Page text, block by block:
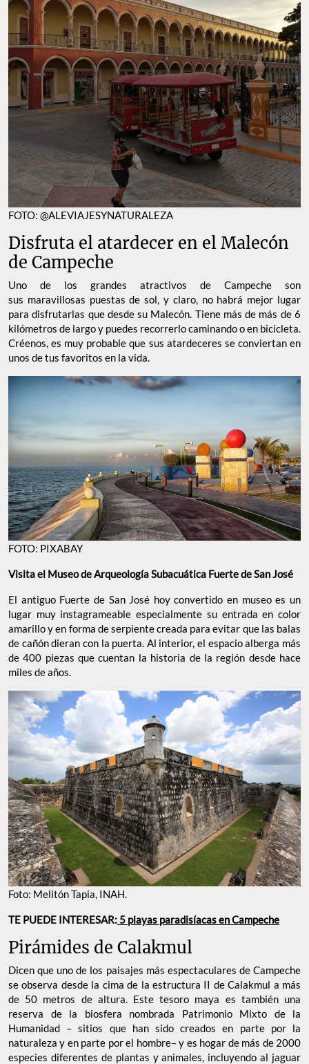
FOTO: @ALEVIAJESYNATURALEZA
Disfruta el atardecer en el Malecón
de Campeche
Uno de los grandes atractivos de Campeche son
sus maravillosas puestas de sol, y claro, no habrá mejor lugar
para disfrutarlas que desde su Malecón. Tiene más de más de 6
kilómetros de largo y puedes recorrerlo caminando o en bicicleta.
Créenos, es muy probable que sus atardeceres se conviertan en
unos de tus favoritos en la vida.
FOTO: PIXABAY
Visita el Museo de Arqueología Subacuática Fuerte de San José
El antiguo Fuerte de San José hoy convertido en museo es un
lugar muy instagrameable especialmente su entrada en color
amarillo y en forma de serpiente creada para evitar que las balas
de cañón dieran con la puerta. Al interior, el espacio alberga más
de 400 piezas que cuentan la historia de la región desde hace
miles de años.
Foto: Melitón Tapia, INAH.
TE PUEDE INTERESAR: 5 playas paradisíacas en Campeche
Pirámides de Calakmul
Dicen que uno de los paisajes más espectaculares de Campeche
se observa desde la cima de la estructura II de Calakmul a más
de 50 metros de altura. Este tesoro maya es también una
reserva de la biosfera nombrada Patrimonio Mixto de la
Humanidad – sitios que han sido creados en parte por la
naturaleza y en parte por el hombre– y es hogar de más de 2000
especies diferentes de plantas y animales, incluyendo al jaguar